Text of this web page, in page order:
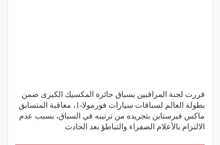
قررت لجنة المراقبين بسباق جائزة المكسيك الكبرى ضمن
بطولة العالم لسباقات سيارات فورمولا-1، معاقبة المتسابق
ماكس فيرستابن بتجريده من ترتيبه في السباق، بسبب عدم
الالتزام بالأعلام الصفراء والتباطؤ بعد الحادث